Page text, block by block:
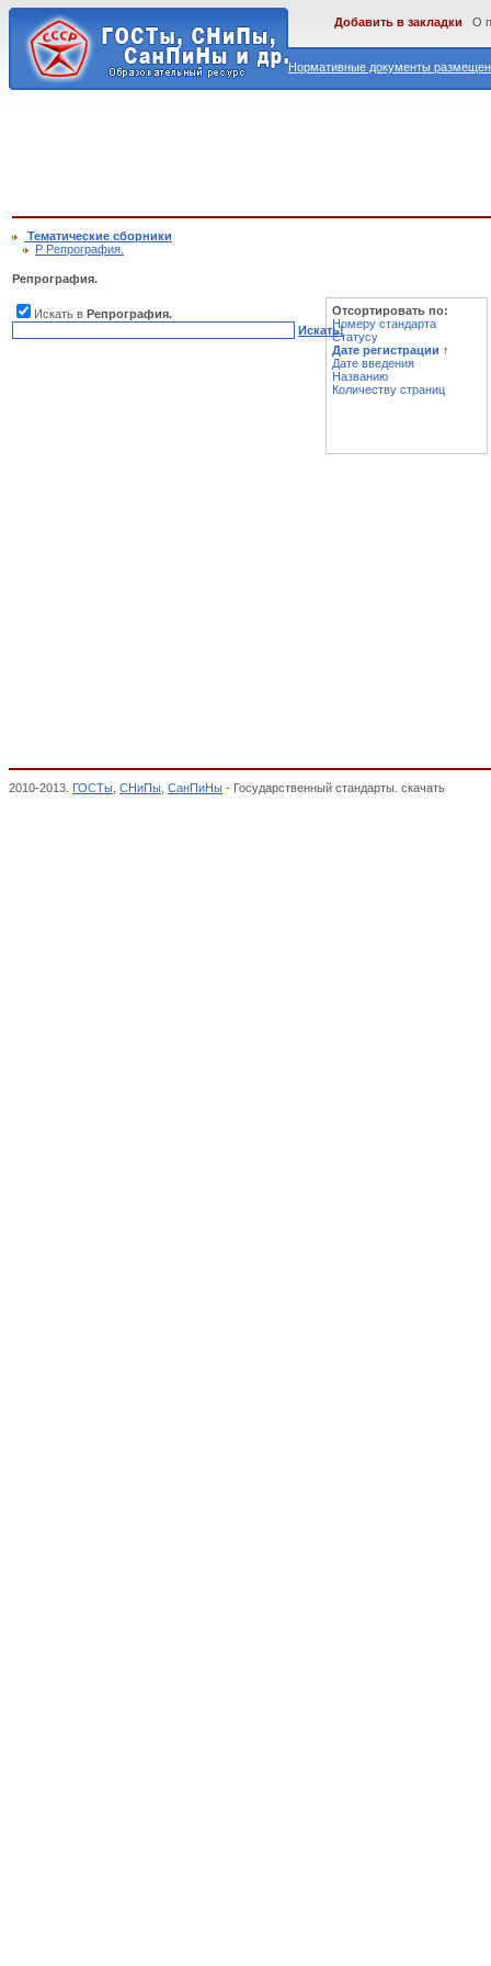
Нормативные документы
Добавить в закладки О
Тематические сборники
Р Репрография.
Репрография.
Искать в Репрография.
Искать!
Отсортировать по:
Номеру стандарта
Статусу
Дате регистрации ↑
Дате введения
Названию
Количеству страниц
2010-2013. ГОСТы СНиПы СанПиНы - Государственный стандарты. скачать